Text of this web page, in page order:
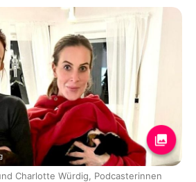
Charlotte Würdig, Podcasterinnen